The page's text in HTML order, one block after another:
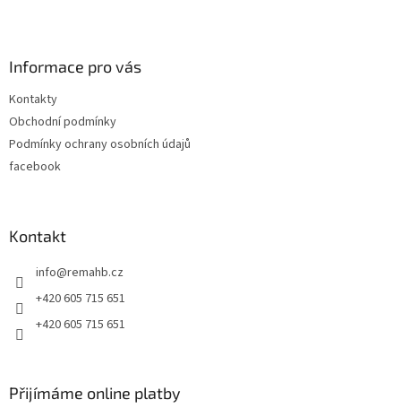
Informace pro vás
Kontakty
Obchodní podmínky
Podmínky ochrany osobních údajů
facebook
Kontakt
info@remahb.cz
+420 605 715 651
+420 605 715 651
Přijímáme online platby